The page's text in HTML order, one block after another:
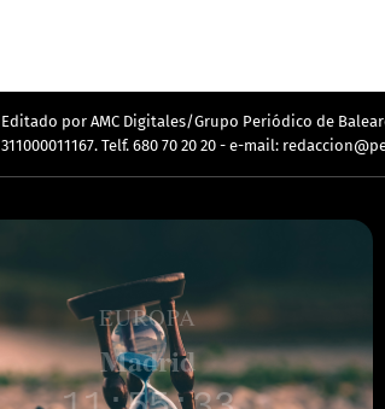
Editado por AMC Digitales/Grupo Periódico de
311000011167. Telf. 680 70 20 20 - e-mail:
EUROPA
Londres